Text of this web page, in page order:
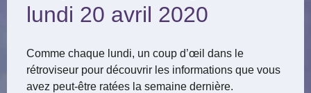
lundi 20 avril 2020
Comme chaque lundi, un coup d’œil dans le
rétroviseur pour découvrir les informations que vous
avez peut-être ratées la semaine dernière.